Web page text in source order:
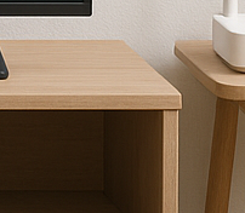
completa
Amazon